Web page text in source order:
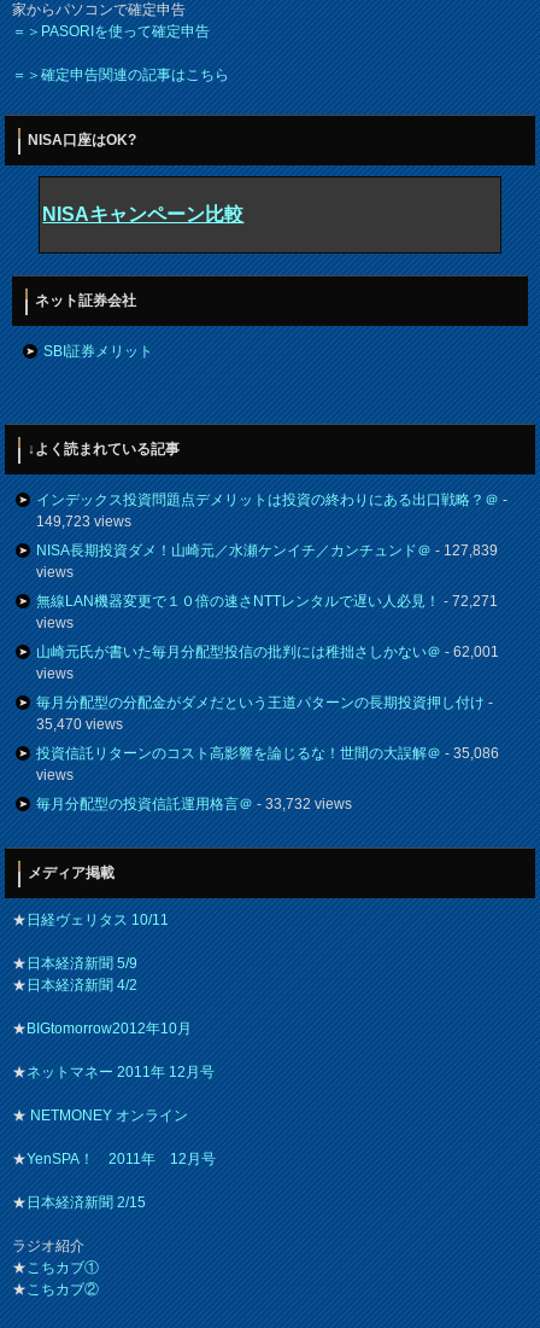
家からパソコンで確定申告
＝＞PASORIを使って確定申告
＝＞確定申告関連の記事はこちら
NISA口座はOK?
NISAキャンペーン比較
ネット証券会社
SBI証券メリット
↓よく読まれている記事
インデックス投資問題点デメリットは投資の終わりにある出口戦略？＠-
149,723 views
NISA長期投資ダメ！山崎元／水瀬ケンイチ／カンチュンド＠- 127,839
views
無線LAN機器変更で１０倍の速さNTTレンタルで遅い人必見！- 72,271
views
山崎元氏が書いた毎月分配型投信の批判には稚拙さしかない＠- 62,001
views
毎月分配型の分配金がダメだという王道パターンの長期投資押し付け-
35,470 views
投資信託リターンのコスト高影響を論じるな！世間の大誤解＠- 35,086
views
毎月分配型の投資信託運用格言＠- 33,732 views
メディア掲載
★日経ヴェリタス 10/11
★日本経済新聞 5/9
★日本経済新聞 4/2
★BIGtomorrow2012年10月
★ネットマネー 2011年 12月号
★NETMONEY オンライン
★YenSPA！ 2011年 12月号
★日本経済新聞 2/15
ラジオ紹介
★こちカブ①
★こちカブ②